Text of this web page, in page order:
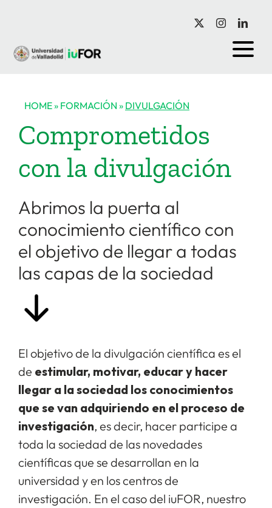
contenido
HOME» FORMACIÓN » DIVULGACIÓN
Comprometidos
con la divulgación
Abrimos la puerta al
conocimiento científico con
el objetivo de llegar a todas
las capas de la sociedad
El objetivo de la divulgación científica es el
de estimular, motivar, educar y hacer
llegar a la sociedad los conocimientos
que se van adquiriendo en el proceso de
investigación, es decir, hacer participe a
toda la sociedad de las novedades
científicas que se desarrollan en la
universidad y en los centros de
investigación. En el caso del iuFOR, nuestro